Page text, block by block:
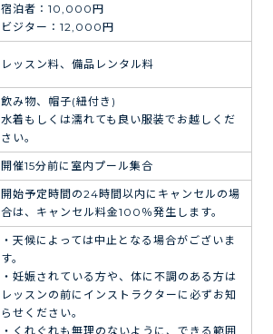
宿泊者：10,000円
ビジター：12,000円
レッスン料、備品レンタル料
飲み物、帽子(紐付き)
水着もしくは濡れても良い服装でお越しくだ
さい。
開催15分前に室内プール集合
開始予定時間の24時間以内にキャンセルの場
合は、キャンセル料金100％発生します。
・天候によっては中止となる場合がございま
す。
・妊娠されている方や、体に不調のある方は
レッスンの前にインストラクターに必ずお知
らせください。
・くれぐれも無理のないように、できる範囲